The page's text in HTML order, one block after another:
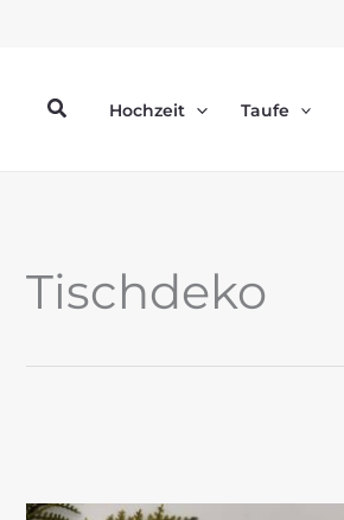
SuchenHochzeit Taufe
Tischdeko